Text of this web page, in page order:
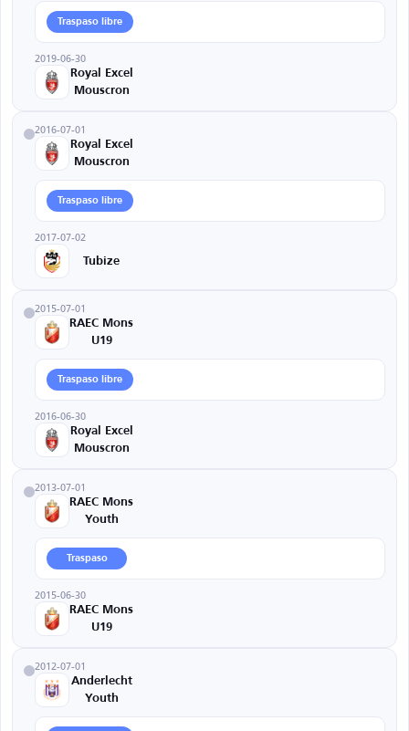
Traspaso libre
2019-06-30
Royal Excel
Mouscron
2016-07-01
Royal Excel
Mouscron
Traspaso libre
2017-07-02
Tubize
2015-07-01
RAEC Mons
U19
Traspaso libre
2016-06-30
Royal Excel
Mouscron
2013-07-01
RAEC Mons
Youth
Traspaso
2015-06-30
RAEC Mons
U19
2012-07-01
Anderlecht
Youth